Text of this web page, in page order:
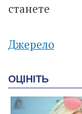
станете
Джерело